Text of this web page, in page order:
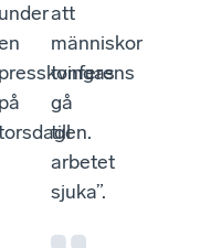
under
presskonferens
på
att
människor
tvingas
gå
till
arbetet
sjuka”.